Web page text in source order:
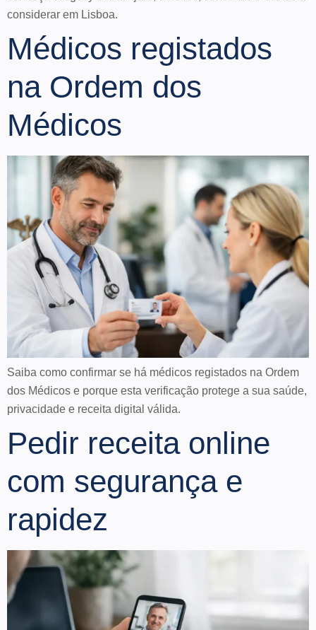
considerar em Lisboa.
Médicos registados
na Ordem dos
Médicos
Saiba como confirmar se há médicos registados na Ordem
dos Médicos e porque esta verificação protege a sua saúde,
privacidade e receita digital válida.
Pedir receita online
com segurança e
rapidez